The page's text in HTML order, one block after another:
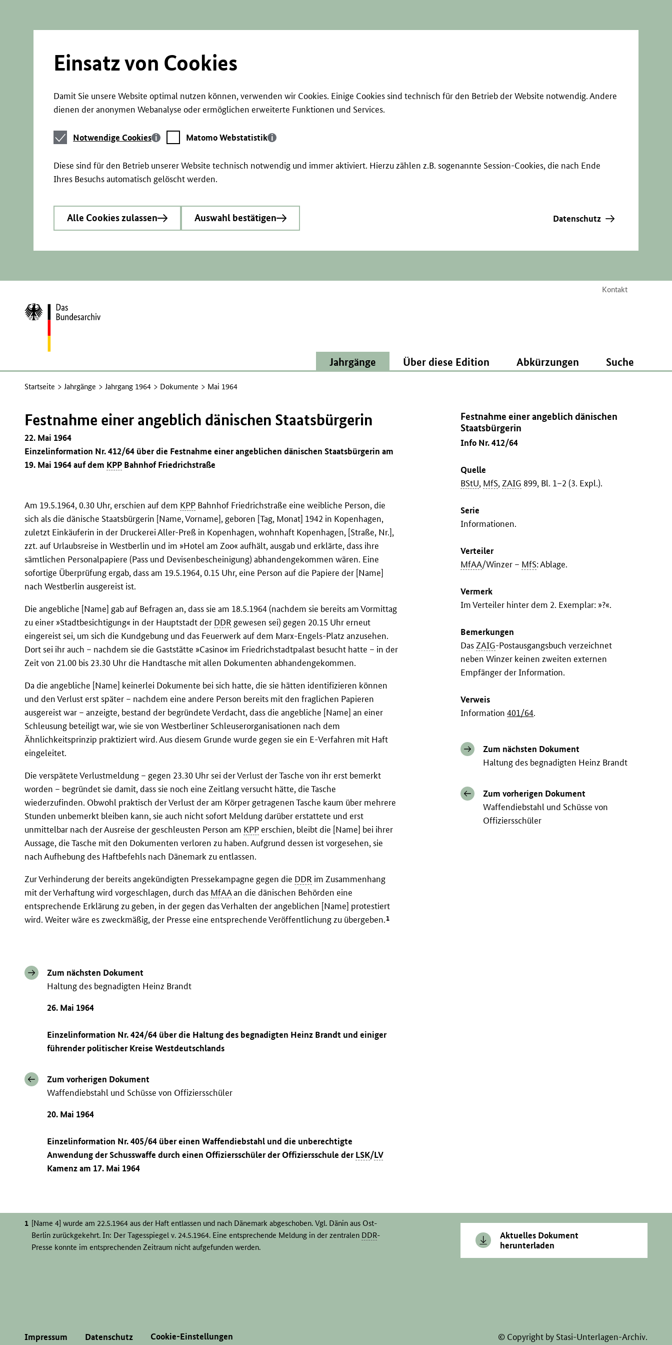
Einsatz von Cookies
Damit Sie unsere Website optimal nutzen können, verwenden wir Cookies. Einige Cookies sind technisch für den Betrieb der Website notwendig. Andere
dienen der anonymen Webanalyse oder ermöglichen erweiterte Funktionen und Services.
Notwendige
Cookies
Notwendige Cookies
Matomo
Webstatistik
Matomo Webstatistik
Diese sind für den Betrieb unserer Website technisch notwendig und immer aktiviert. Hierzu zählen z.B. sogenannte Session-Cookies, die nach Ende
Ihres Besuchs automatisch gelöscht werden.
Alle Cookies zulassen Auswahl bestätigen Datenschutz
Kontakt
Zur
Startseite
Jahrgänge Über diese Edition Abkürzungen Suche
Startseite Jahrgänge Jahrgang 1964 Dokumente Mai 1964
Festnahme einer angeblich dänischen
Staatsbürgerin
Info Nr. 412/64
Quelle
BStU, MfS,ZAIG 899, Bl. 1–2 (3. Expl.).
Serie
Informationen.
Verteiler
MfAA/Winzer – MfS: Ablage.
Vermerk
Im Verteiler hinter dem 2. Exemplar: »?«.
Bemerkungen
DasZAIG-Postausgangsbuch verzeichnet
neben Winzer keinen zweiten externen
Empfänger der Information.
Verweis
Information401/64.
Zum nächsten Dokument
Haltung des begnadigten Heinz Brandt
Zum vorherigen Dokument
Waffendiebstahl und Schüsse von
Offiziersschüler
Festnahme einer angeblich dänischen Staatsbürgerin
22. Mai 1964
Einzelinformation Nr. 412/64 über die Festnahme einer angeblichen dänischen Staatsbürgerin am
19. Mai 1964 auf dem KPP Bahnhof Friedrichstraße
Am 19.5.1964, 0.30 Uhr, erschien auf dem KPP Bahnhof Friedrichstraße eine weibliche Person, die
sich als die dänische Staatsbürgerin [Name, Vorname], geboren [Tag, Monat] 1942 in Kopenhagen,
zuletzt Einkäuferin in der Druckerei Aller-Preß in Kopenhagen, wohnhaft Kopenhagen, [Straße, Nr.],
zzt. auf Urlaubsreise in Westberlin und im »Hotel am Zoo« aufhält, ausgab und erklärte, dass ihre
sämtlichen Personalpapiere (Pass und Devisenbescheinigung) abhandengekommen wären. Eine
sofortige Überprüfung ergab, dass am 19.5.1964, 0.15 Uhr, eine Person auf die Papiere der [Name]
nach Westberlin ausgereist ist.
Die angebliche [Name] gab auf Befragen an, dass sie am 18.5.1964 (nachdem sie bereits am Vormittag
zu einer »Stadtbesichtigung« in der Hauptstadt der DDR gewesen sei) gegen 20.15 Uhr erneut
eingereist sei, um sich die Kundgebung und das Feuerwerk auf dem Marx-Engels-Platz anzusehen.
Dort sei ihr auch – nachdem sie die Gaststätte »Casino« im Friedrichstadtpalast besucht hatte – in der
Zeit von 21.00 bis 23.30 Uhr die Handtasche mit allen Dokumenten abhandengekommen.
Da die angebliche [Name] keinerlei Dokumente bei sich hatte, die sie hätten identifizieren können
und den Verlust erst später – nachdem eine andere Person bereits mit den fraglichen Papieren
ausgereist war – anzeigte, bestand der begründete Verdacht, dass die angebliche [Name] an einer
Schleusung beteiligt war, wie sie von Westberliner Schleuserorganisationen nach dem
Ähnlichkeitsprinzip praktiziert wird. Aus diesem Grunde wurde gegen sie ein E-Verfahren mit Haft
eingeleitet.
Die verspätete Verlustmeldung – gegen 23.30 Uhr sei der Verlust der Tasche von ihr erst bemerkt
worden – begründet sie damit, dass sie noch eine Zeitlang versucht hätte, die Tasche
wiederzufinden. Obwohl praktisch der Verlust der am Körper getragenen Tasche kaum über mehrere
Stunden unbemerkt bleiben kann, sie auch nicht sofort Meldung darüber erstattete und erst
unmittelbar nach der Ausreise der geschleusten Person am KPP erschien, bleibt die [Name] bei ihrer
Aussage, die Tasche mit den Dokumenten verloren zu haben. Aufgrund dessen ist vorgesehen, sie
nach Aufhebung des Haftbefehls nach Dänemark zu entlassen.
Zur Verhinderung der bereits angekündigten Pressekampagne gegen die DDR im Zusammenhang
mit der Verhaftung wird vorgeschlagen, durch das MfAAan die dänischen Behörden eine
entsprechende Erklärung zu geben, in der gegen das Verhalten der angeblichen [Name] protestiert
wird. Weiter wäre es zweckmäßig, der Presse eine entsprechende Veröffentlichung zu übergeben.1
Zum nächsten Dokument
Haltung des begnadigten Heinz Brandt
26. Mai 1964
Einzelinformation Nr. 424/64 über die Haltung des begnadigten Heinz Brandt und einiger
führender politischer Kreise Westdeutschlands
Zum vorherigen Dokument
Waffendiebstahl und Schüsse von Offiziersschüler
20. Mai 1964
Einzelinformation Nr. 405/64 über einen Waffendiebstahl und die unberechtigte
Anwendung der Schusswaffe durch einen Offiziersschüler der Offiziersschule derLSK/LV
Kamenz am 17. Mai 1964
[Name 4] wurde am 22.5.1964 aus der Haft entlassen und nach Dänemark abgeschoben. Vgl. Dänin aus Ost-
Berlin zurückgekehrt. In: Der Tagesspiegel v. 24.5.1964. Eine entsprechende Meldung in der zentralen DDR-
Presse konnte im entsprechenden Zeitraum nicht aufgefunden werden.
Aktuelles Dokument
herunterladen
Impressum Datenschutz Cookie-Einstellungen © Copyright by Stasi-Unterlagen-Archiv.